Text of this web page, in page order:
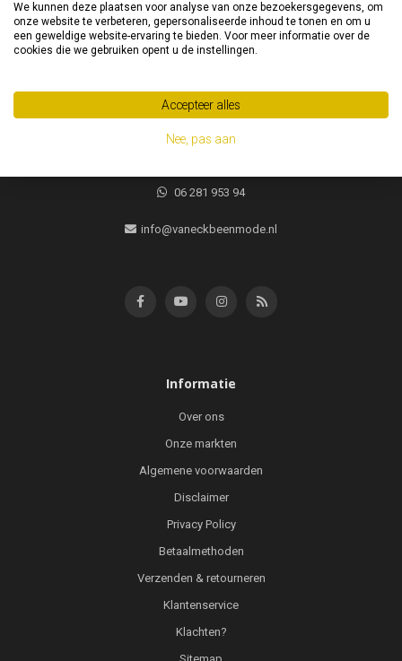
van Eck Beenmode
Heeft u vragen of advies nodig, neem gerust contact met ons op!
1311 HK
Almere, Nederland
06 281 953 94
info@vaneckbeenmode.nl
Informatie
Over ons
Onze markten
Algemene voorwaarden
Disclaimer
Privacy Policy
Betaalmethoden
Verzenden & retourneren
Klantenservice
Klachten?
We kunnen deze plaatsen voor analyse van onze bezoekersgegevens, om
onze website te verbeteren, gepersonaliseerde inhoud te tonen en om u
een geweldige website-ervaring te bieden. Voor meer informatie over de
cookies die we gebruiken opent u de instellingen.
Accepteer alles
Nee, pas aan